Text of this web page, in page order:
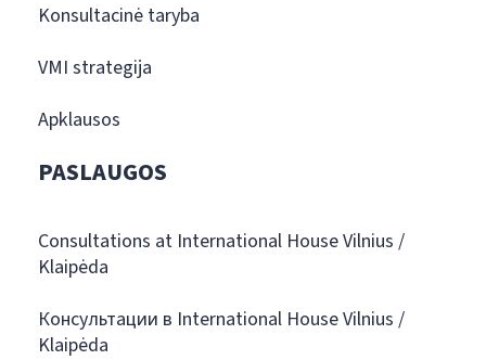
Konsultacinė taryba
VMI strategija
Apklausos
PASLAUGOS
Consultations at International House Vilnius /
Klaipėda
Консультации в International House Vilnius /
Klaipėda